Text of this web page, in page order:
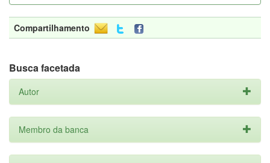
Compartilhamento
Busca facetada
Autor
Membro da banca